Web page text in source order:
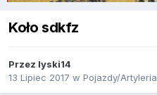
Koło sdkfz
Przez lyski14
13 Lipiec 2017 w Pojazdy/Artyleria